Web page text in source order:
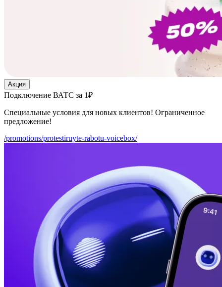
Акция
Подключение ВАТС за 1₽
Специальные условия для новых клиентов! Ограниченное
предложение!
/promotions/protestiruyte-rabotu-voicebox/